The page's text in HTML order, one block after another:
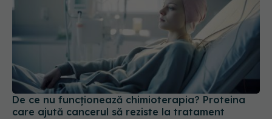
De ce nu funcționează chimioterapia? Proteina
care ajută cancerul să reziste la tratament